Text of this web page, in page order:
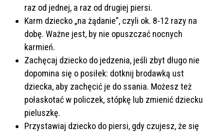
raz od jednej, a raz od drugiej piersi.
Karm dziecko „na żądanie”, czyli ok. 8-12 razy na
dobę. Ważne jest, by nie opuszczać nocnych
karmień.
Zachęcaj dziecko do jedzenia, jeśli zbyt długo nie
dopomina się o posiłek: dotknij brodawką ust
dziecka, aby zachęcić je do ssania. Możesz też
połaskotać w policzek, stópkę lub zmienić dziecku
pieluszkę.
Przystawiaj dziecko do piersi, gdy czujesz, że się